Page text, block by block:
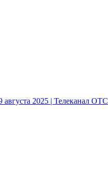
2025 | Телеканал ОТС